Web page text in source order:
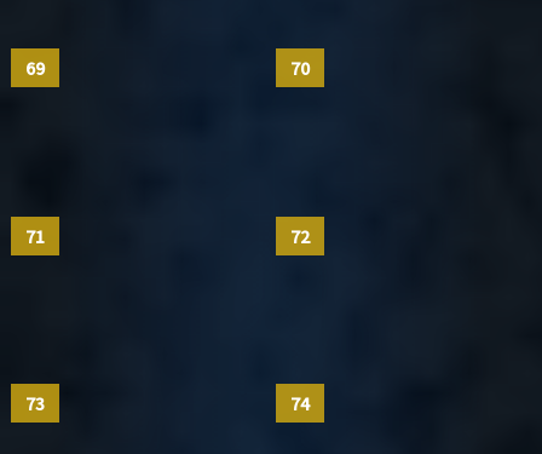
69 70
71 72
73 74